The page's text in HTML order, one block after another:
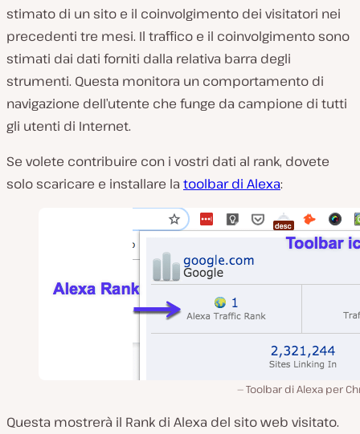
stimato di un sito e il coinvolgimento dei visitatori nei
precedenti tre mesi. Il traffico e il coinvolgimento sono
stimati dai dati forniti dalla relativa barra degli
strumenti. Questa monitora un comportamento di
navigazione dell’utente che funge da campione di tutti
gli utenti di Internet.
Se volete contribuire con i vostri dati al rank, dovete
solo scaricare e installare la toolbar di Alexa:
Toolbar di Alexa per
Questa mostrerà il Rank di Alexa del sito web visitato.